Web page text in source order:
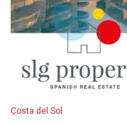
Costa del Sol